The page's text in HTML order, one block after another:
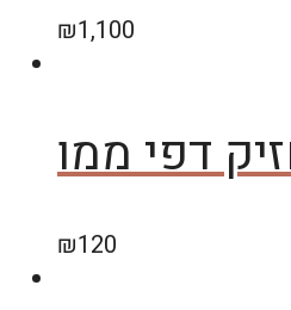
₪1,100
דפי ממו
₪120